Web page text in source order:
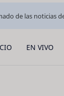
de las noticias
EN VIVO